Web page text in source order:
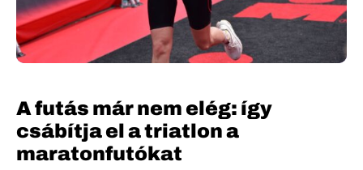
A futás már nem elég: így
csábítja el a triatlon a
maratonfutókat